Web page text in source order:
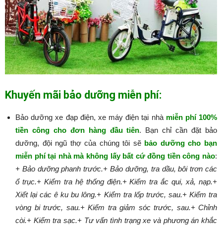
Khuyến mãi bảo dưỡng miễn phí:
Bảo dưỡng xe đạp điện, xe máy điện tại nhà miễn phí 100%
tiền công cho đơn hàng đầu tiên. Bạn chỉ cần đặt bảo
dưỡng, đội ngũ thợ của chúng tôi sẽ bảo dưỡng cho bạn
miễn phí tại nhà mà không lấy bất cứ đồng tiền công nào:​​​​​
+ Bảo dưỡng phanh trước.+ Bảo dưỡng, tra dầu, bôi trơn các
ổ trục.+ Kiểm tra hệ thống điện.+ Kiểm tra ắc qui, xả, nạp.+
Xiết lại các ê ku bu lông.+ Kiểm tra lốp trước, sau.+ Kiểm tra
vòng bi trước, sau.+ Kiểm tra giảm sóc trước, sau.+ Chỉnh
còi.+ Kiểm tra sạc.+ Tư vấn tình trạng xe và phương án khắc